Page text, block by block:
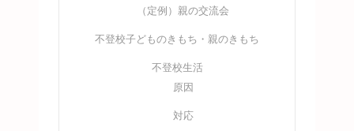
（定例）親の交流会
不登校子どものきもち・親のきもち
不登校生活
原因
対応